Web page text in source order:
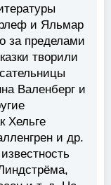
и Яльмар
за пределами
творили
Валенберг и
Хельге
и др.